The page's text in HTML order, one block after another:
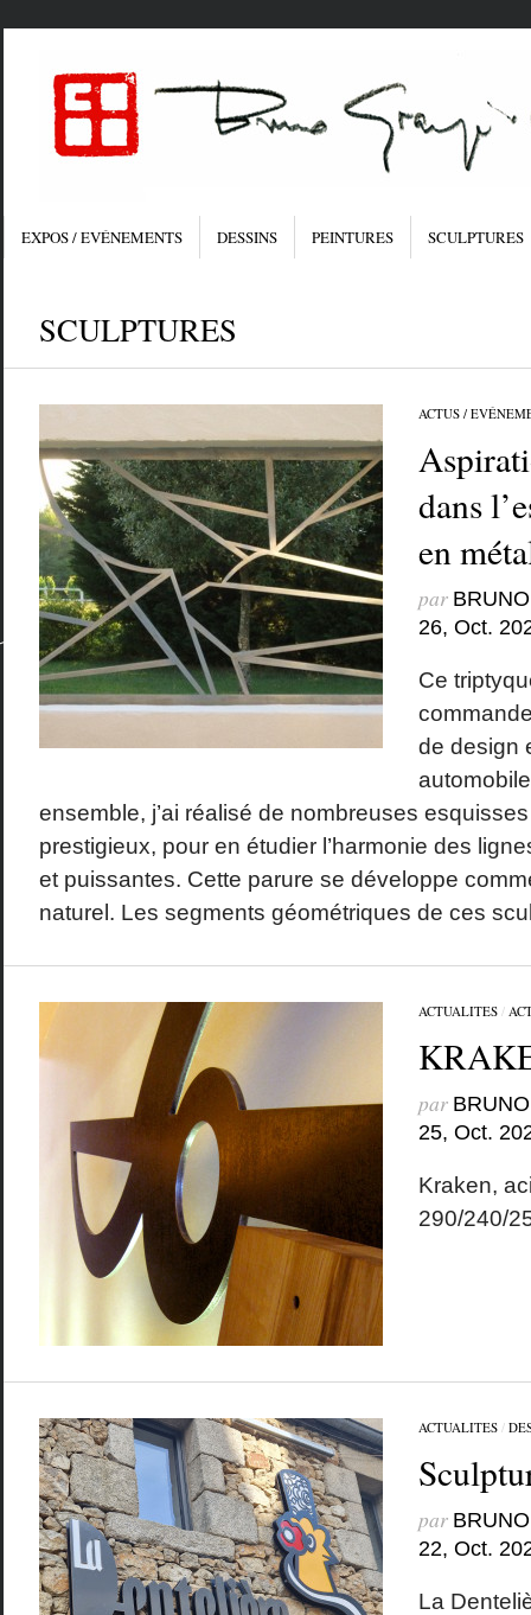
EXPOS / EVÉNEMENTS DESSINS PEINTURES SCULPTURES
SCULPTURES
ACTUS /
dans
en
par
26, Oct.
Ce
de design
ensemble, j’ai réalisé de nombreuses
prestigieux, pour en étudier l’harmonie des
et puissantes. Cette parure se développe
naturel. Les segments géométriques de ces
ACTUALITES/
par
25, Oct.
Kraken,
290/240/
ACTUALITES/
par
22, Oct.
La